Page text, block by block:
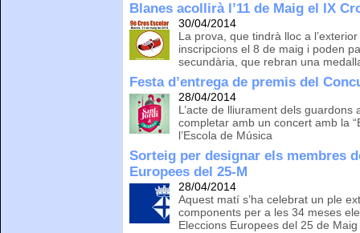
Blanes acollirà l’11 de Maig el IX
30/04/2014
La prova, que tindrà lloc a
inscripcions el 8 de maig i poden
secundària, que rebran una
Festa d’entrega de premis del
28/04/2014
L’acte de lliurament dels
completar amb un concert amb la
l’Escola de Música
Sorteig per designar els membres
Europees del 25-M
28/04/2014
Aquest matí s’ha celebrat un ple
components per a les 34 meses
Eleccions Europees del 25 de Maig